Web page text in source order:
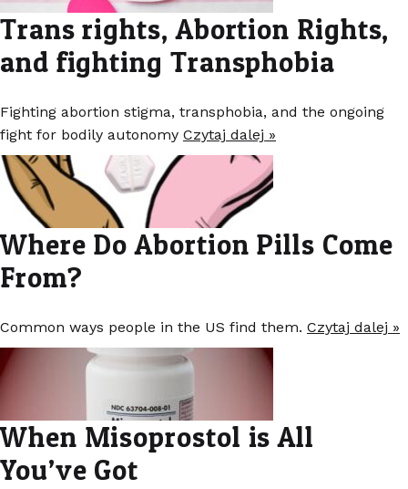
Trans rights, Abortion Rights,
and fighting Transphobia
Fighting abortion stigma, transphobia, and the ongoing
fight for bodily autonomy Czytaj dalej »
Where Do Abortion Pills Come
From?
Common ways people in the US find them. Czytaj dalej »
When Misoprostol is All
You’ve Got